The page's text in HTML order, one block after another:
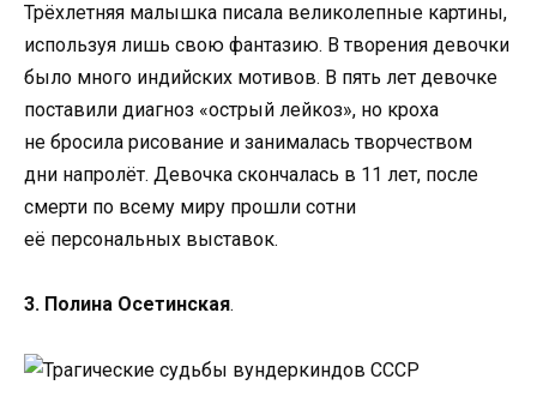
Трёхлетняя малышка писала великолепные картины,
используя лишь свою фантазию. В творения девочки
было много индийских мотивов. В пять лет девочке
поставили диагноз «острый лейкоз», но кроха
не бросила рисование и занималась творчеством
дни напролёт. Девочка скончалась в 11 лет, после
смерти по всему миру прошли сотни
её персональных выставок.
3. Полина Осетинская.